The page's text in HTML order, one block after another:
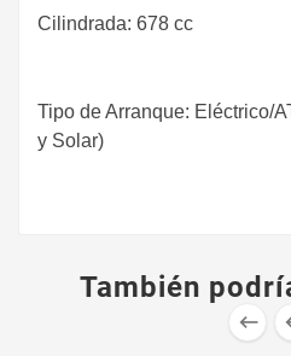
Cilindrada: 678 cc
Tipo de Arranque: Eléctrico/
y Solar)
También
